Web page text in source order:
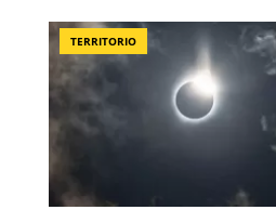
TERRITORIO